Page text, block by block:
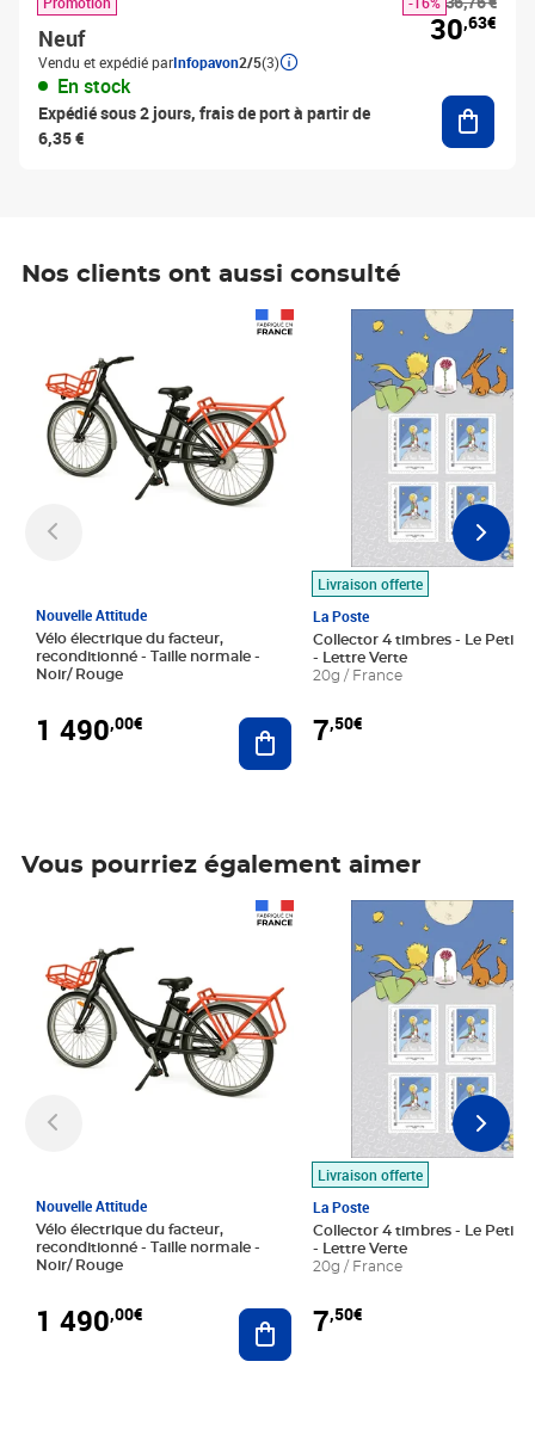
Neuf
Vendu et expédié parInfopavon2/5(3)
En stock
Expédié sous 2 jours, frais de port à partir de
6,35 €
30,63€
Nos clients ont aussi consulté
Nouvelle Attitude
Vélo électrique du facteur,
reconditionné - Taille normale -
Noir/ Rouge
1 490,00€ Ajouter au panier
Livraison offerte
La Poste
Collector 4 timbres - Le Petit
- Lettre Verte
20g / France
7,50€
Prix 7,50€
Vous pourriez également aimer
Nouvelle Attitude
Vélo électrique du facteur,
reconditionné - Taille normale -
Noir/ Rouge
1 490,00€ Ajouter au panier
Livraison offerte
La Poste
Collector 4 timbres - Le Petit
- Lettre Verte
20g / France
7,50€
Prix 7,50€